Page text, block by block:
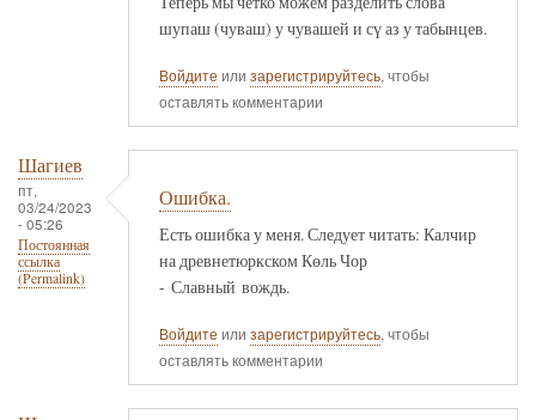
шупаш (чуваш) у чувашей и сү аз у табынцев.
Войдите или зарегистрируйтесь, чтобы
оставлять комментарии
Шагиев
пт,
03/24/2023
- 05:26
Постоянная
ссылка
(Permalink)
Ошибка.
Есть ошибка у меня. Следует читать: Калчир
на древнетюркском Көль Чор
- Славный вождь.
Войдите или зарегистрируйтесь, чтобы
оставлять комментарии